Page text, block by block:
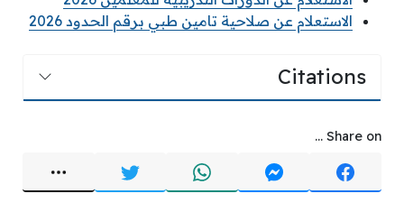
الاستعلام عن صلاحية تامين طبي برقم الحدود 2026
Citations
Share on ...